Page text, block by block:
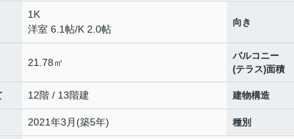
1K
洋室 6.1帖/K 2.0帖
向き
21.78㎡
バルコニー
(テラス)面積
12階 / 13階建 建物構造
2021年3月(築5年) 種別